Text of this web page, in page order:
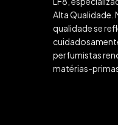
Alta Qualidade.
qualidade se
perfumistas
matérias-